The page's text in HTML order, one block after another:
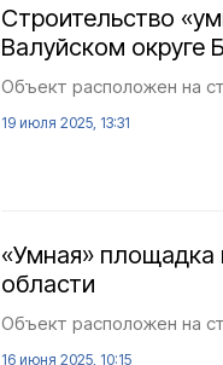
Строительство
Валуйском округе
Объект расположен на
19 июля 2025, 13:31
«Умная» площадка
области
Объект расположен на
16 июня 2025, 10:15